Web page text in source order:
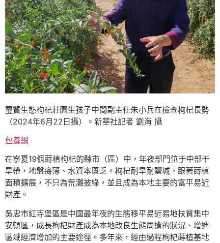
璽贊生態枸杞莊園生孩子中間副主任朱小兵在檢查枸杞長勢
（2024年6月22日攝）。新華社記者 劉海 攝
包養網
在寧夏19個蒔植枸杞的縣市（區）中，年夜部門位于中部干
旱帶，地盤瘠薄、水資本匱乏。枸杞耐旱耐鹽堿，跟著蒔植
面積擴展，不只為荒灘披綠，並且成為本地主要的富平易近
財產。
吳忠市紅寺堡區是中國最年夜的生態移平易近易地扶貧集中
安頓區，成長枸杞財產成為本地改良生態周遭的狀況、增進
區域經濟增加的主要途徑。多年來，經由過程枸杞蒔植基地